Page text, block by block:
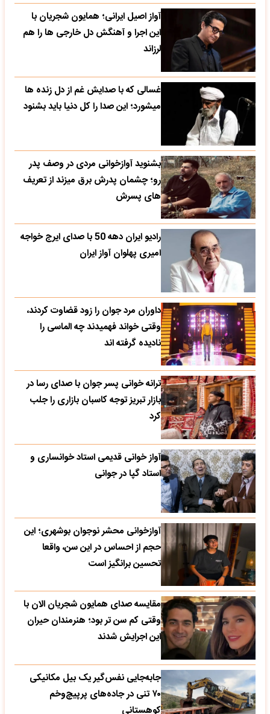
آواز اصیل ایرانی؛ همایون شجریان با
این اجرا و آهنگش دل خارجی ها را هم
لرزاند
غسالی که با صدایش غم از دل زنده ها
میشورد؛ این صدا را کل دنیا باید بشنود
بشنوید آوازخوانی مردی در وصف پدر
رو؛ چشمان پدرش برق میزند از تعریف
های پسرش
رادیو ایران دهه 50 با صدای ایرج خواجه
امیری پهلوان آواز ایران
داوران مرد جوان را زود قضاوت کردند،
وقتی خواند فهمیدند چه الماسی را
نادیده گرفته اند
ترانه خوانی پسر جوان با صدای رسا در
بازار تبریز توجه کاسبان بازاری را جلب
کرد
آواز خوانی قدیمی استاد خوانساری و
استاد گپا در جوانی
آوازخوانی محشر نوجوان بوشهری؛ این
حجم از احساس در این سن، واقعا
تحسین‌ برانگیز است
مقایسه صدای همایون شجریان الان با
وقتی کم سن تر بود؛ هنرمندان حیران
این اجرایش شدند
جابه‌جایی نفس‌گیر یک بیل مکانیکی
۷۰ تنی در جاده‌های پرپیچ‌وخم
کوهستانی